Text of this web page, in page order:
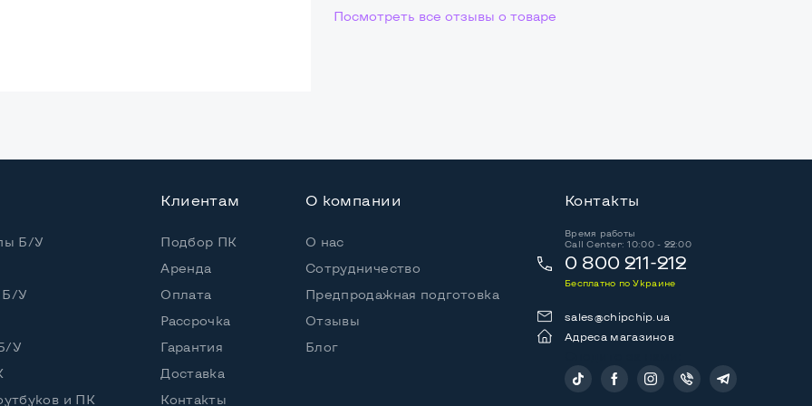
i5-4200U (1,60 - 2,60 GHz)
Посмотреть все отзывы о товаре
Б/У
Б/У
У
и ПК
Клиентам
Подбор ПК
Аренда
Оплата
Рассрочка
Гарантия
Доставка
Контакты
О компании
О нас
Сотрудничество
Предпродажная подготовка
Отзывы
Блог
Контакты
Время работы
Call Center: 10:00 - 22:00
0 800 211-212
Бесплатно по Украине
sales@chipchip.ua
Адреса магазинов